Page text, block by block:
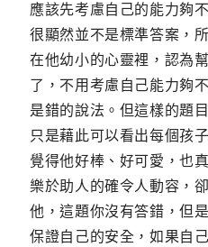
應該先考慮自己的能力夠
很顯然並不是標準答案，
在他幼小的心靈裡，認為
了，不用考慮自己能力夠
是錯的說法。但這樣的題
只是藉此可以看出每個孩
覺得他好棒、好可愛，也
樂於助人的確令人動容，
他，這題你沒有答錯，但
保證自己的安全，如果自